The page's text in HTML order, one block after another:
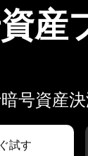
産
号資産
試す